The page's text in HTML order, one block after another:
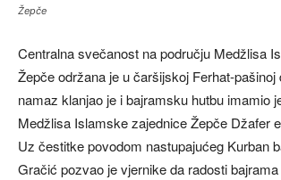
Žepče
Centralna svečanost na području Medžlisa
Žepče održana je u čaršijskoj Ferhat-pašinoj
namaz klanjao je i bajramsku hutbu imamio
Medžlisa Islamske zajednice Žepče Džafer
Uz čestitke povodom nastupajućeg Kurban
Gračić pozvao je vjernike da radosti